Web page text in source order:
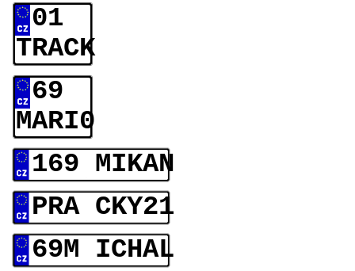
01
TRACK
69
MARI0
169 MIKAN
PRA CKY21
69M ICHAL